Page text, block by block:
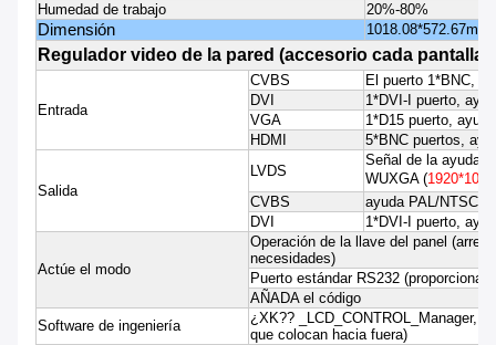
Humedad de trabajo
20%-80%
Dimensión 1018.08*572.67m m
Regulador video de la pared (accesorio cada pantalla)
Entrada
CVBS
El puerto 1*BNC,
DVI
1*DVI-I puerto,
VGA
1*D15 puerto,
HDMI
5*BNC puertos,
Salida
LVDS
Señal de la ayuda
WUXGA (1920*1080
CVBS
ayuda PAL/NTSC
DVI
1*DVI-I puerto,
Actúe el modo
Operación de la llave del panel
necesidades)
Puerto estándar RS232 (proporcionar
AÑADA el código
Software de ingeniería
¿XK?? _LCD_CONTROL_Manager,
que colocan hacia fuera)